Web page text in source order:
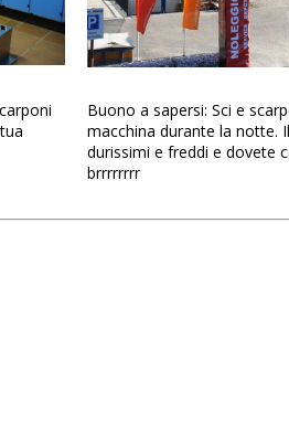
Buono a sapersi: Sci e
macchina durante la notte.
durissimi e freddi e dovete
brrrrrrrr